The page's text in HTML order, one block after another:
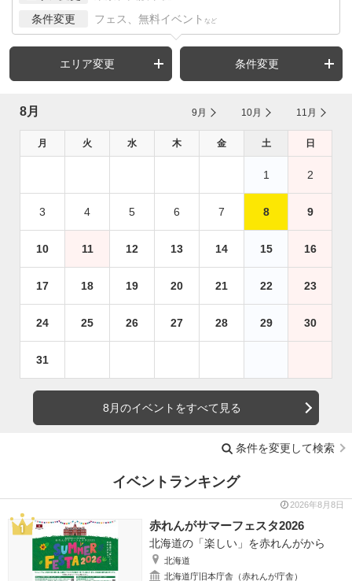
条件変更 フェス、無料イベント など
エリア変更 条件変更
8月 9月 10月 11月
月 火 水 木 金 土 日
1 2
3 4 5 6 7 8 9
10 11 12 13 14 15 16
17 18 19 20 21 22 23
24 25 26 27 28 29 30
31
8月のイベントをすべて見る
条件を変更して検索
イベントランキング
2026年8月8日
赤れんがサマーフェスタ2026
北海道の「楽しい」を赤れんがから
北海道
北海道庁旧本庁舎（赤れんが庁舎）